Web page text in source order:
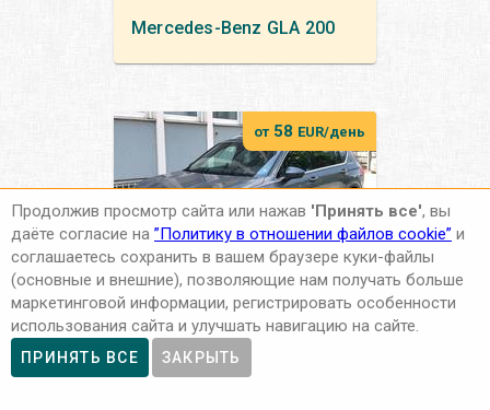
Mercedes-Benz GLA 200
SEAT Tarraco
от 58 EUR/день
5
Продолжив просмотр сайта или нажав 'Принять все', вы
даёте согласие на ”Политику в отношении файлов cookie” и
соглашаетесь сохранить в вашем браузере куки-файлы
(основные и внешние), позволяющие нам получать больше
маркетинговой информации, регистрировать особенности
использования сайта и улучшать навигацию на сайте.
ПРИНЯТЬ ВСЕ ЗАКРЫТЬ